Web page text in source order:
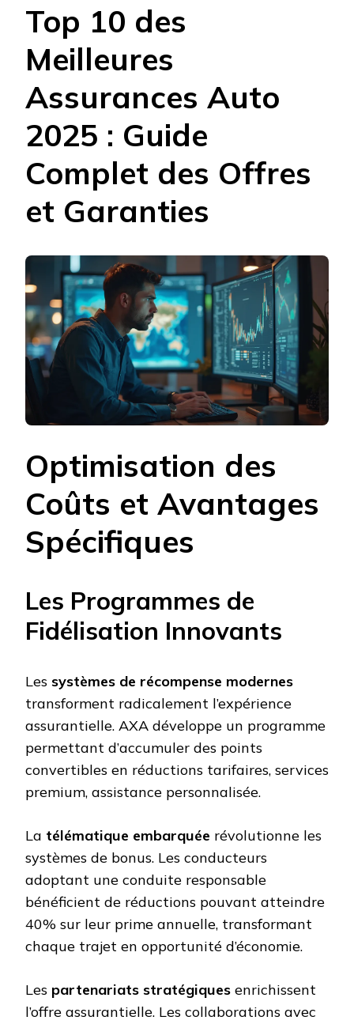
Top 10 des
Meilleures
Assurances Auto
2025 : Guide
Complet des Offres
et Garanties
Optimisation des
Coûts et Avantages
Spécifiques
Les Programmes de
Fidélisation Innovants
Les systèmes de récompense modernes
transforment radicalement l’expérience
assurantielle. AXA développe un programme
permettant d’accumuler des points
convertibles en réductions tarifaires, services
premium, assistance personnalisée.
La télématique embarquée révolutionne les
systèmes de bonus. Les conducteurs
adoptant une conduite responsable
bénéficient de réductions pouvant atteindre
40% sur leur prime annuelle, transformant
chaque trajet en opportunité d’économie.
Les partenariats stratégiques enrichissent
l’offre assurantielle. Les collaborations avec